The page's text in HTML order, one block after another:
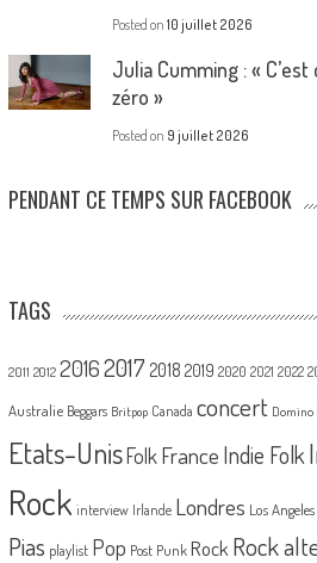
Posted on 10 juillet 2026
Julia Cumming : «
zéro »
Posted on 9 juillet 2026
PENDANT CE TEMPS SUR FACEBOOK
TAGS
2011 2012 20162017 2018 2019 2020 2021 2022
Australie Beggars Britpop Canada concert Domino
Etats-UnisFolk France Indie Folk
Rock interview Irlande Londres Los Angeles
Pias playlist Pop Post Punk Rock Rock